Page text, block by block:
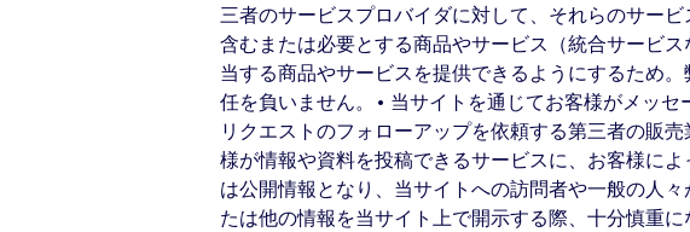
三者のサービスプロバイダに対して、それらのサー
含むまたは必要とする商品やサービス（統合サービ
当する商品やサービスを提供できるようにするため
任を負いません。• 当サイトを通じてお客様がメッ
リクエストのフォローアップを依頼する第三者の販
様が情報や資料を投稿できるサービスに、お客様に
は公開情報となり、当サイトへの訪問者や一般の人
たは他の情報を当サイト上で開示する際、十分慎重